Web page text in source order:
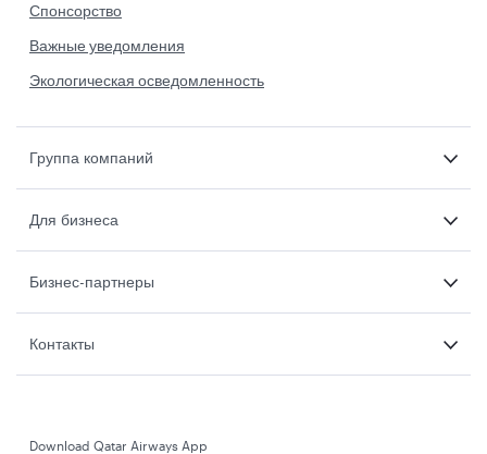
Спонсорство
Важные уведомления
Экологическая осведомленность
Группа компаний
Для бизнеса
Бизнес-партнеры
Контакты
Download Qatar Airways App